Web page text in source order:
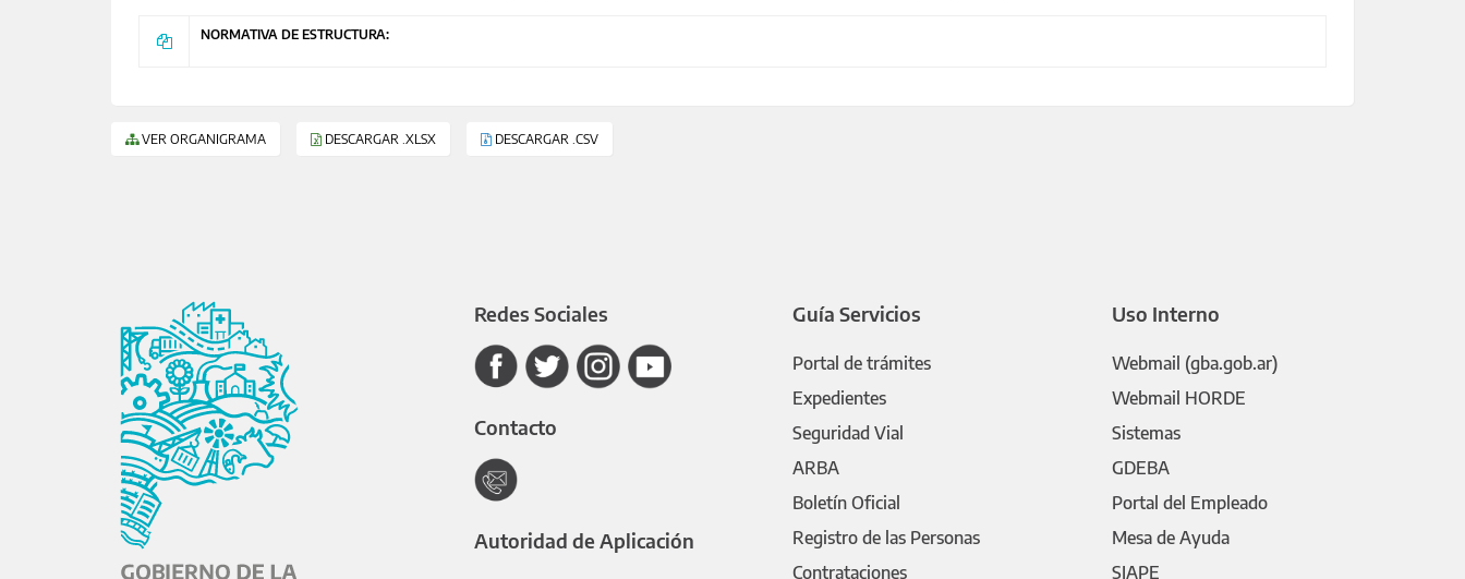
NORMATIVA DE ESTRUCTURA:
VER ORGANIGRAMA DESCARGAR .XLSX DESCARGAR .CSV
Redes Sociales
Contacto
Autoridad de Aplicación
Guía Servicios
Portal de trámites
Expedientes
Seguridad Vial
ARBA
Boletín Oficial
Registro de las Personas
Contrataciones
Uso Interno
Webmail (gba.gob.ar)
Webmail HORDE
Sistemas
GDEBA
Portal del Empleado
Mesa de Ayuda
SIAPE